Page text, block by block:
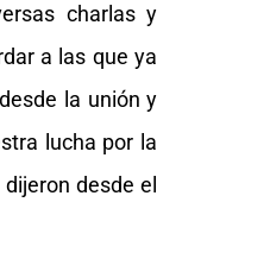
charlas y
a las que ya
la unión y
lucha por la
desde el